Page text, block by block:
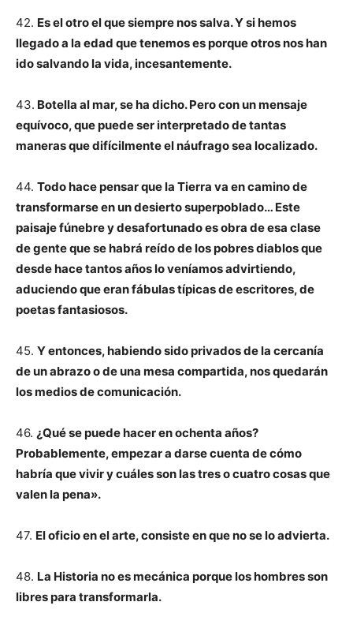
42. Es el otro el que siempre nos salva. Y si hemos
llegado a la edad que tenemos es porque otros nos han
ido salvando la vida, incesantemente.
43. Botella al mar, se ha dicho. Pero con un mensaje
equívoco, que puede ser interpretado de tantas
maneras que difícilmente el náufrago sea localizado.
44. Todo hace pensar que la Tierra va en camino de
transformarse en un desierto superpoblado… Este
paisaje fúnebre y desafortunado es obra de esa clase
de gente que se habrá reído de los pobres diablos que
desde hace tantos años lo veníamos advirtiendo,
aduciendo que eran fábulas típicas de escritores, de
poetas fantasiosos.
45. Y entonces, habiendo sido privados de la cercanía
de un abrazo o de una mesa compartida, nos quedarán
los medios de comunicación.
46. ¿Qué se puede hacer en ochenta años?
Probablemente, empezar a darse cuenta de cómo
habría que vivir y cuáles son las tres o cuatro cosas que
valen la pena».
47. El oficio en el arte, consiste en que no se lo advierta.
48. La Historia no es mecánica porque los hombres son
libres para transformarla.